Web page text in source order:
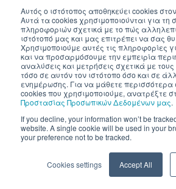
Αυτός ο ιστότοπος αποθηκεύει cookies
Αυτά τα cookies χρησιμοποιούνται για τη
πληροφοριών σχετικά με το πώς
ιστότοπό μας και μας επιτρέπει να σας
Χρησιμοποιούμε αυτές τις πληροφορίες
και να προσαρμόσουμε την εμπειρία
αναλύσεις και μετρήσεις σχετικά με
τόσο σε αυτόν τον ιστότοπο όσο και σε
ενημέρωσης. Για να μάθετε περισσότερα
cookies που χρησιμοποιούμε, ανατρέξτε
Προστασίας Προσωπικών Δεδομένων μας.
If you decline, your information won’t be
website. A single cookie will be used in your
your preference not to be tracked.
Cookies settings Accept All